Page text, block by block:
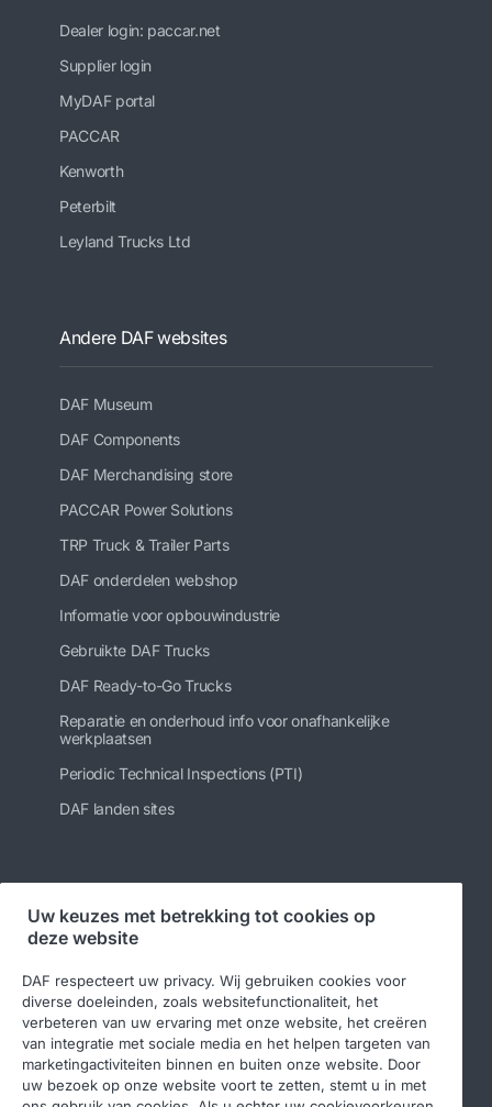
Dealer login: paccar.net
Supplier login
MyDAF portal
PACCAR
Kenworth
Peterbilt
Leyland Trucks Ltd
Andere DAF websites
DAF Museum
DAF Components
DAF Merchandising store
PACCAR Power Solutions
TRP Truck & Trailer Parts
DAF onderdelen webshop
Informatie voor opbouwindustrie
Gebruikte DAF Trucks
DAF Ready-to-Go Trucks
Reparatie en onderhoud info voor onafhankelijke
werkplaatsen
Periodic Technical Inspections (PTI)
DAF landen sites
Volg ons
Uw keuzes met betrekking tot cookies op
deze website
DAF respecteert uw privacy. Wij gebruiken cookies voor
diverse doeleinden, zoals websitefunctionaliteit, het
verbeteren van uw ervaring met onze website, het creëren
van integratie met sociale media en het helpen targeten van
marketingactiviteiten binnen en buiten onze website. Door
uw bezoek op onze website voort te zetten, stemt u in met